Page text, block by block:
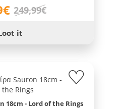
249,99€
it
18cm - Lord of the Rings